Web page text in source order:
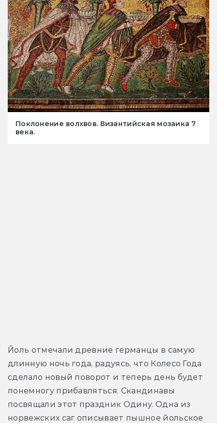
Поклонение волхвов. Византийская мозаика 7
века.
Йоль отмечали древние германцы в самую
длинную ночь года, радуясь, что Колесо Года
сделало новый поворот и теперь день будет
понемногу прибавляться. Скандинавы
посвящали этот праздник Одину. Одна из
норвежских саг описывает пышное йольское